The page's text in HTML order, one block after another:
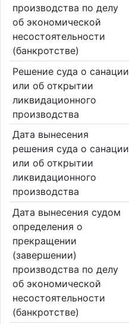
производства по делу
об экономической
несостоятельности
(банкротстве)
Решение суда о санации
или об открытии
ликвидационного
производства
Дата вынесения
решения суда о санации
или об открытии
ликвидационного
производства
Дата вынесения судом
определения о
прекращении
(завершении)
производства по делу
об экономической
несостоятельности
(банкротстве)